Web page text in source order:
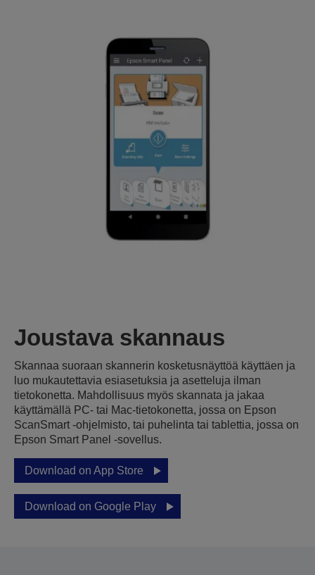
Joustava skannaus
Skannaa suoraan skannerin kosketusnäyttöä käyttäen ja
luo mukautettavia esiasetuksia ja asetteluja ilman
tietokonetta. Mahdollisuus myös skannata ja jakaa
käyttämällä PC- tai Mac-tietokonetta, jossa on Epson
ScanSmart -ohjelmisto, tai puhelinta tai tablettia, jossa on
Epson Smart Panel -sovellus.
Download on App Store
Download on Google Play